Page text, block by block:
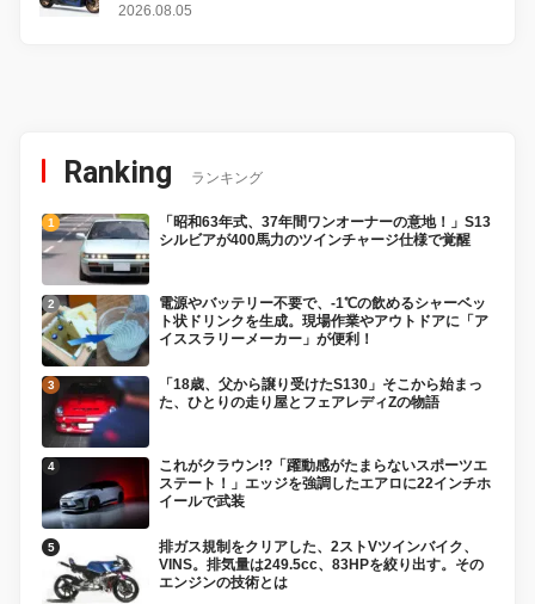
変更し、8月18日に発売
2026.08.05
Ranking ランキング
「昭和63年式、37年間ワンオーナーの意地！」S13
シルビアが400馬力のツインチャージ仕様で覚醒
電源やバッテリー不要で、-1℃の飲めるシャーベッ
ト状ドリンクを生成。現場作業やアウトドアに「ア
イススラリーメーカー」が便利！
「18歳、父から譲り受けたS130」そこから始まっ
た、ひとりの走り屋とフェアレディZの物語
これがクラウン!?「躍動感がたまらないスポーツエ
ステート！」エッジを強調したエアロに22インチホ
イールで武装
排ガス規制をクリアした、2ストVツインバイク、
VINS。排気量は249.5cc、83HPを絞り出す。その
エンジンの技術とは